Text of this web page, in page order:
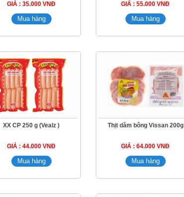
GIÁ : 35.000 VNĐ GIÁ : 55.000 VNĐ
XX CP 250 g (Vealz )
GIÁ : 44.000 VNĐ
Thịt dăm bông Vissan 200g
GIÁ : 64.000 VNĐ